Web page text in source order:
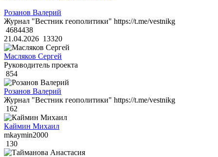
Розанов Валерий
Журнал "Вестник геополитики" https://t.me/vestnikg
4684438
21.04.2026 13320
Масляков Сергей
Руководитель проекта
854
Розанов Валерий
Журнал "Вестник геополитики" https://t.me/vestnikg
162
Каймин Михаил
mkaymin2000
130